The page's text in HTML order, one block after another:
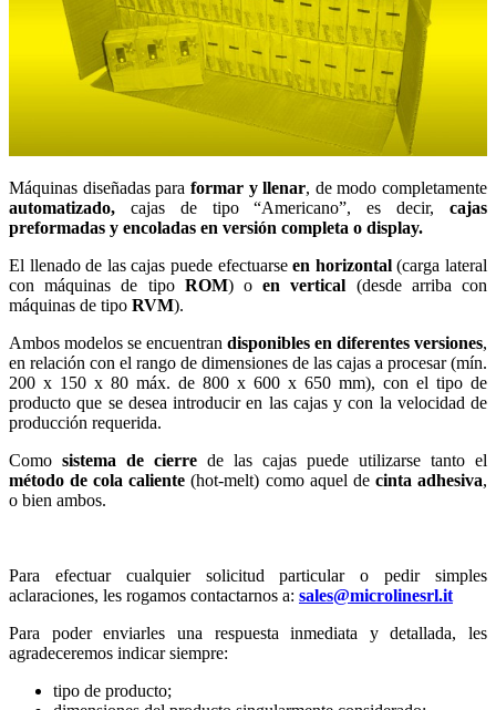
Máquinas diseñadas para formar y llenar, de modo completamente
automatizado, cajas de tipo “Americano”, es decir, cajas
preformadas y encoladas en versión completa o display.
El llenado de las cajas puede efectuarseen horizontal(carga lateral
con máquinas de tipo ROM) oen vertical (desde arriba con
máquinas de tipo RVM).
Ambos modelos se encuentran disponibles en diferentes versiones,
en relación con el rango de dimensiones de las cajas a procesar (mín.
200 x 150 x 80 máx. de 800 x 600 x 650 mm), con el tipo de
producto que se desea introducir en las cajas y con la velocidad de
producción requerida.
Como sistema de cierre de las cajas puede utilizarse tanto el
método de cola caliente(hot-melt) como aquel de cinta adhesiva,
o bien ambos.
Para efectuar cualquier solicitud particular o pedir simples
aclaraciones, les rogamos contactarnos a: sales@microlinesrl.it
Para poder enviarles una respuesta inmediata y detallada, les
agradeceremos indicar siempre:
tipo de producto;